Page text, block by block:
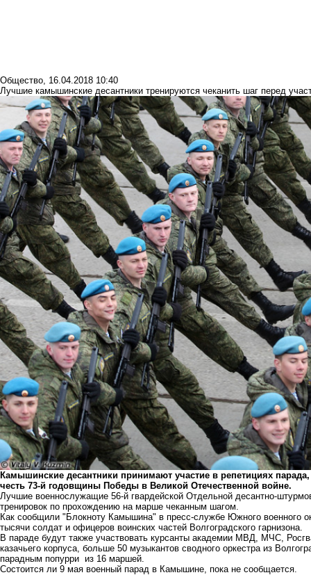
Общество, 16.04.2018 10:40
Лучшие камышинские десантники тренируются чеканить шаг перед
Камышинские десантники принимают участие в репетициях
честь 73-й годовщины Победы в Великой Отечественной войне.
Лучшие военнослужащие 56-й гвардейской Отдельной десантно-
тренировок по прохождению на марше чеканным шагом.
Как сообщили "Блокноту Камышина" в пресс-службе Южного военного
тысячи солдат и офицеров воинских частей Волгоградского гарнизона.
В параде будут также участвовать курсанты академии МВД, МЧС,
казачьего корпуса, больше 50 музыкантов сводного оркестра из
парадным попурри из 16 маршей.
Состоится ли 9 мая военный парад в Камышине, пока не сообщается.